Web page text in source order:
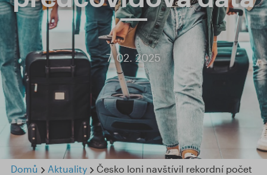
7. 02. 2025
Domů Aktuality
Česko loni navštívil rekordní počet